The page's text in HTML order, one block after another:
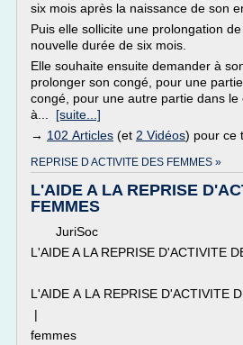
six mois après la naissance de son
Puis elle sollicite une prolongation
nouvelle durée de six mois.
Elle souhaite ensuite demander à
prolonger son congé, pour une
congé, pour une autre partie dans
à... [suite...]
→ 102 Articles (et 2 Vidéos) pour ce
REPRISE D ACTIVITE DES FEMMES »
L'AIDE A LA REPRISE
FEMMES
JuriSoc
L'AIDE A LA REPRISE D'ACTIVITE
L'AIDE A LA REPRISE D'ACTIVITE
|
femmes